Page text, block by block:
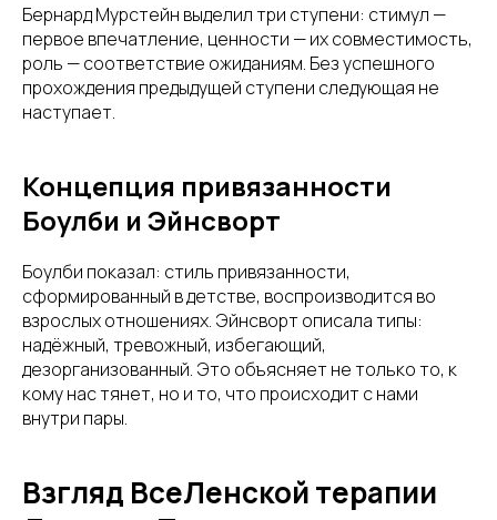
Бернард Мурстейн выделил три ступени: стимул —
первое впечатление, ценности — их совместимость,
роль — соответствие ожиданиям. Без успешного
прохождения предыдущей ступени следующая не
наступает.
Концепция привязанности
Боулби и Эйнсворт
Боулби показал: стиль привязанности,
сформированный в детстве, воспроизводится во
взрослых отношениях. Эйнсворт описала типы:
надёжный, тревожный, избегающий,
дезорганизованный. Это объясняет не только то, к
кому нас тянет, но и то, что происходит с нами
внутри пары.
Взгляд ВсеЛенской терапии